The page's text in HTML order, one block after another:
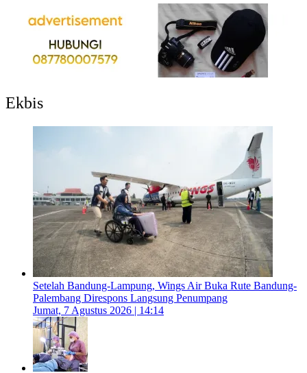
Ekbis
Setelah Bandung-Lampung, Wings Air Buka Rute Bandung-
Palembang Direspons Langsung Penumpang
Jumat, 7 Agustus 2026 | 14:14